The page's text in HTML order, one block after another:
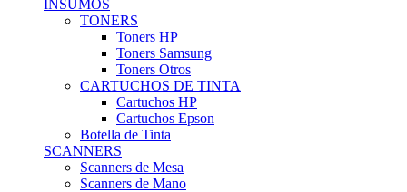
INSUMOS
TONERS
Toners HP
Toners Samsung
Toners Otros
CARTUCHOS DE TINTA
Cartuchos HP
Cartuchos Epson
Botella de Tinta
SCANNERS
Scanners de Mesa
Scanners de Mano